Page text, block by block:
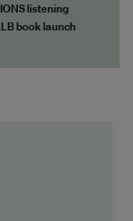
listening
book launch